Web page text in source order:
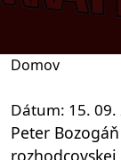
Domov
Dátum 15. 09.
Peter
rozhodcovskej